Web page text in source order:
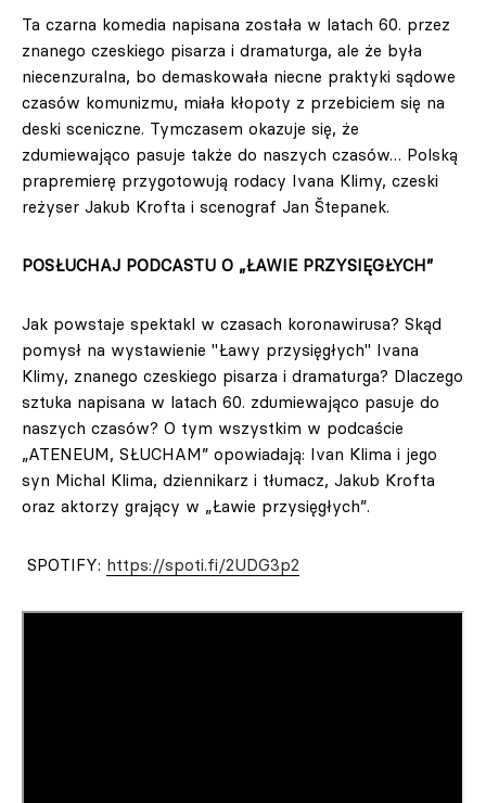
Ta czarna komedia napisana została w latach 60. przez
znanego czeskiego pisarza i dramaturga, ale że była
niecenzuralna, bo demaskowała niecne praktyki sądowe
czasów komunizmu, miała kłopoty z przebiciem się na
deski sceniczne. Tymczasem okazuje się, że
zdumiewająco pasuje także do naszych czasów… Polską
prapremierę przygotowują rodacy Ivana Klimy, czeski
reżyser Jakub Krofta i scenograf Jan Štepanek.
POSŁUCHAJ PODCASTU O „ŁAWIE PRZYSIĘGŁYCH”
Jak powstaje spektakl w czasach koronawirusa? Skąd
pomysł na wystawienie "Ławy przysięgłych" Ivana
Klimy, znanego czeskiego pisarza i dramaturga? Dlaczego
sztuka napisana w latach 60. zdumiewająco pasuje do
naszych czasów? O tym wszystkim w podcaście
„ATENEUM, SŁUCHAM” opowiadają: Ivan Klima i jego
syn Michal Klima, dziennikarz i tłumacz, Jakub Krofta
oraz aktorzy grający w „Ławie przysięgłych”.
SPOTIFY: https://spoti.fi/2UDG3p2